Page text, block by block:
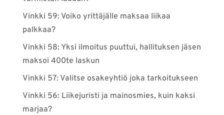
Vinkki 59: Voiko yrittäjälle maksaa liikaa
palkkaa?
Vinkki 58: Yksi ilmoitus puuttui, hallituksen jäsen
maksoi 400te laskun
Vinkki 57: Valitse osakeyhtiö joka tarkoitukseen
Vinkki 56: Liikejuristi ja mainosmies, kuin kaksi
marjaa?